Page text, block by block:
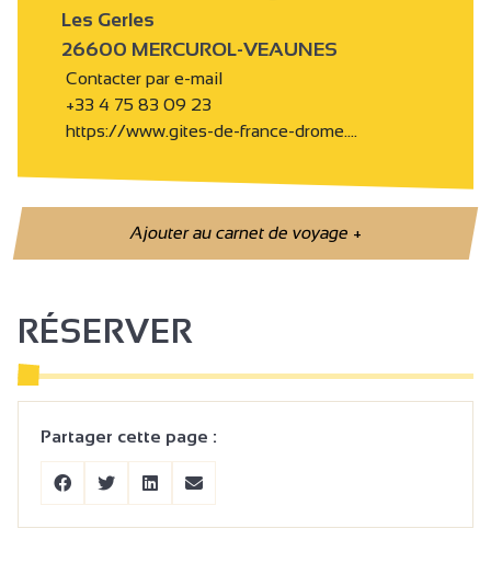
Les Gerles
26600 MERCUROL-VEAUNES
Contacter par e-mail
+33 4 75 83 09 23
https://www.gites-de-france-drome.…
Ajouter au carnet de voyage+
RÉSERVER
Partager cette page :